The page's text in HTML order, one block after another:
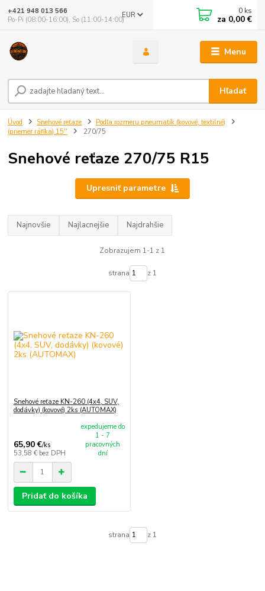
Menu
EUR
Hľadať
+421 948 013 566
Po-Pi (08:00-16:00), So (11:00-14:00)
0 ks
za 0,00 €
Úvod Snehové reťaze
Podľa rozmeru pneumatík (kovové, textilné)
(priemer ráfika) 15''
270/75
Snehové reťaze 270/75 R15
Upresniť parametre
Najnovšie Najlacnejšie Najdrahšie
Zobrazujem 1-1 z 1
strana z 1
Snehové reťaze KN-260 (4x4, SUV,
dodávky) (kovové) 2ks (AUTOMAX)
65,90 €/ks
53,58 € bez DPH
expedujeme do
1 - 7
pracovných
dní
Pridať do košíka
strana z 1